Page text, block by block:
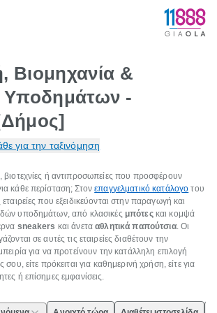
Βιομηχανία &
Υποδημάτων -
για την ταξινόμηση
βιοτεχνίες ή αντιπροσωπείες που προσφέρουν
κάθε περίσταση; Στονεπαγγελματικό κατάλογο του
που εξειδικεύονται στην παραγωγή και
υποδημάτων, από κλασικές μπότεςκαι κομψά
sneakers και άνετααθλητικά παπούτσια. Οι
σε αυτές τις εταιρείες διαθέτουν την
για να προτείνουν την κατάλληλη επιλογή
σου, είτε πρόκειται για καθημερινή χρήση, είτε για
ή επίσημες εμφανίσεις.